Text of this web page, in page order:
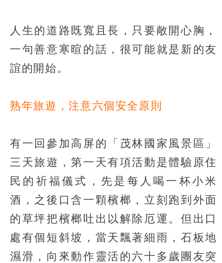
人生的道路既寬且長，只要敞開心胸，
一句善意寒暄的話，很可能就是新的友
誼的開始。
熟年旅遊，注意六個安全原則
有一回參加高屏的「茂林國家風景區」
三天旅遊，第一天有項活動是體驗原住
民的祈福儀式，先是每人喝一杯小米
酒，之後口含一顆檳榔，立刻跑到外面
的草坪把檳榔吐出以解除厄運。但出口
處有個短斜坡，當天飄著細雨，石板地
濕滑，向來動作靈活的六十多歲團友突